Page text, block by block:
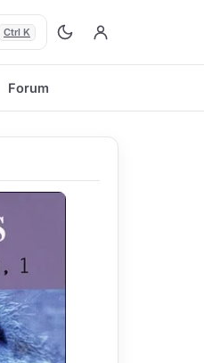
Ctrl K
Forum